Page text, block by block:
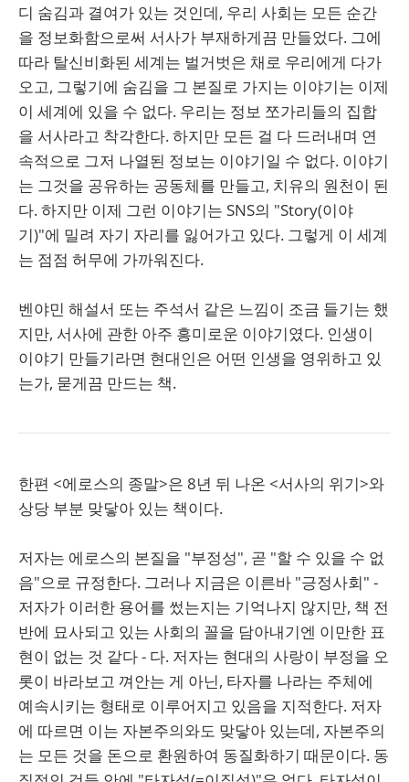
디 숨김과 결여가 있는 것인데, 우리 사회는 모든 순간
을 정보화함으로써 서사가 부재하게끔 만들었다. 그에
따라 탈신비화된 세계는 벌거벗은 채로 우리에게 다가
오고, 그렇기에 숨김을 그 본질로 가지는 이야기는 이제
이 세계에 있을 수 없다. 우리는 정보 쪼가리들의 집합
을 서사라고 착각한다. 하지만 모든 걸 다 드러내며 연
속적으로 그저 나열된 정보는 이야기일 수 없다. 이야기
는 그것을 공유하는 공동체를 만들고, 치유의 원천이 된
다. 하지만 이제 그런 이야기는 SNS의 "Story(이야
기)"에 밀려 자기 자리를 잃어가고 있다.​ 그렇게 이 세계
는 점점 허무에 가까워진다.
벤야민 해설서 또는 주석서 같은 느낌이 조금 들기는 했
지만, 서사에 관한 아주 흥미로운 이야기였다. 인생이
이야기 만들기라면 현대인은 어떤 인생을 영위하고 있
는가, 묻게끔 만드는 책.
한편 <에로스의 종말>은 8년 뒤 나온 <서사의 위기>와
상당 부분 맞닿아 있는 책이다.
저자는 에로스의 본질을 "부정성", 곧 "할 수 있을 수 없
음"으로 규정한다. 그러나 지금은 이른바 "긍정사회" -
저자가 이러한 용어를 썼는지는 기억나지 않지만, 책 전
반에 묘사되고 있는 사회의 꼴을 담아내기엔 이만한 표
현이 없는 것 같다 - 다. 저자는 현대의 사랑이 부정을 오
롯이 바라보고 껴안는 게 아닌, 타자를 나라는 주체에
예속시키는 형태로 이루어지고 있음을 지적한다. 저자
에 따르면 이는 자본주의와도 맞닿아 있는데, 자본주의
는 모든 것을 돈으로 환원하여 동질화하기 때문이다. 동